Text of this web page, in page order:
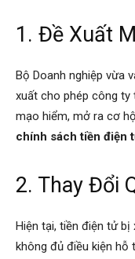
1. Đề Xuất
Bộ Doanh nghiệp vừa
xuất cho phép công ty
mạo hiểm, mở ra cơ
chính sách tiền điện
2. Thay Đổi
Hiện tại, tiền điện tử bị
không đủ điều kiện hỗ